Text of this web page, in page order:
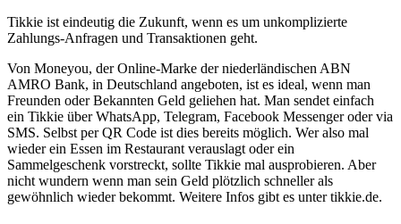
Tikkie ist eindeutig die Zukunft, wenn es um unkomplizierte
Zahlungs-Anfragen und Transaktionen geht.
Von Moneyou, der Online-Marke der niederländischen ABN
AMRO Bank, in Deutschland angeboten, ist es ideal, wenn man
Freunden oder Bekannten Geld geliehen hat. Man sendet einfach
ein Tikkie über WhatsApp, Telegram, Facebook Messenger oder via
SMS. Selbst per QR Code ist dies bereits möglich. Wer also mal
wieder ein Essen im Restaurant verauslagt oder ein
Sammelgeschenk vorstreckt, sollte Tikkie mal ausprobieren. Aber
nicht wundern wenn man sein Geld plötzlich schneller als
gewöhnlich wieder bekommt. Weitere Infos gibt es unter tikkie.de.